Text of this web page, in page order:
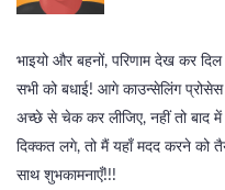
भाइयो और बहनों, परिणाम देख कर
सभी को बधाई! आगे काउन्सेलिंग
अच्छे से चेक कर लीजिए, नहीं तो बाद
दिक्कत लगे, तो मैं यहाँ मदद करने को
साथ शुभकामनाएँ!!!